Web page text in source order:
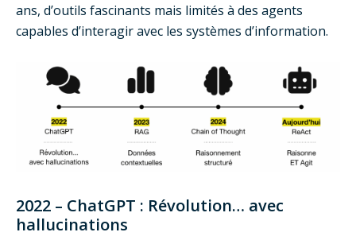
ans, d’outils fascinants mais limités à des agents
capables d’interagir avec les systèmes d’information.
2022 – ChatGPT : Révolution… avec
hallucinations